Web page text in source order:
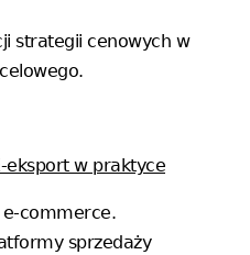
strategii cenowych w
eksport w praktyce
e-commerce.
sprzedaży